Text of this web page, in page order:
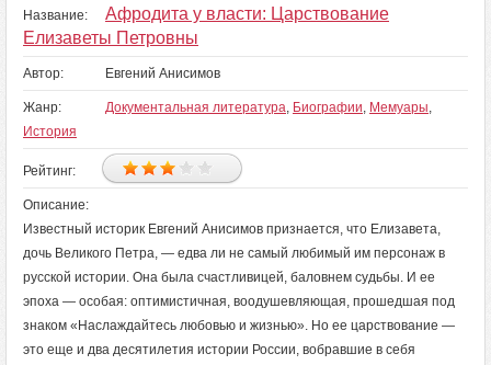
Название:
Афродита у власти: Царствование
Елизаветы Петровны
Автор: Евгений Анисимов
Жанр: Документальная литература, Биографии, Мемуары,
История
Рейтинг:
Описание:
Известный историк Евгений Анисимов признается, что Елизавета,
дочь Великого Петра, — едва ли не самый любимый им персонаж в
русской истории. Она была счастливицей, баловнем судьбы. И ее
эпоха — особая: оптимистичная, воодушевляющая, прошедшая под
знаком «Наслаждайтесь любовью и жизнью». Но ее царствование —
это еще и два десятилетия истории России, вобравшие в себя